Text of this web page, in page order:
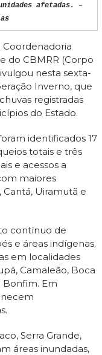
afetadas. –
Coordenadoria
do CBMRR (Corpo
nesta sexta-
Inverno, que
registradas
do Estado.
identificados 17
totais e três
e acessos a
maiores
Uiramutã e
contínuo de
e áreas indígenas.
em localidades
Camaleão, Boca
Em
Serra Grande,
áreas inundadas,